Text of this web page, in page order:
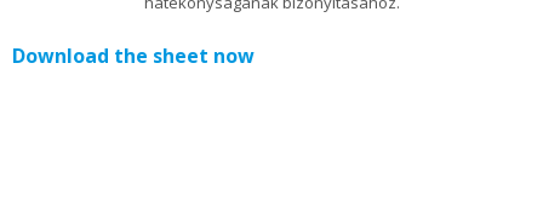
Download the sheet now